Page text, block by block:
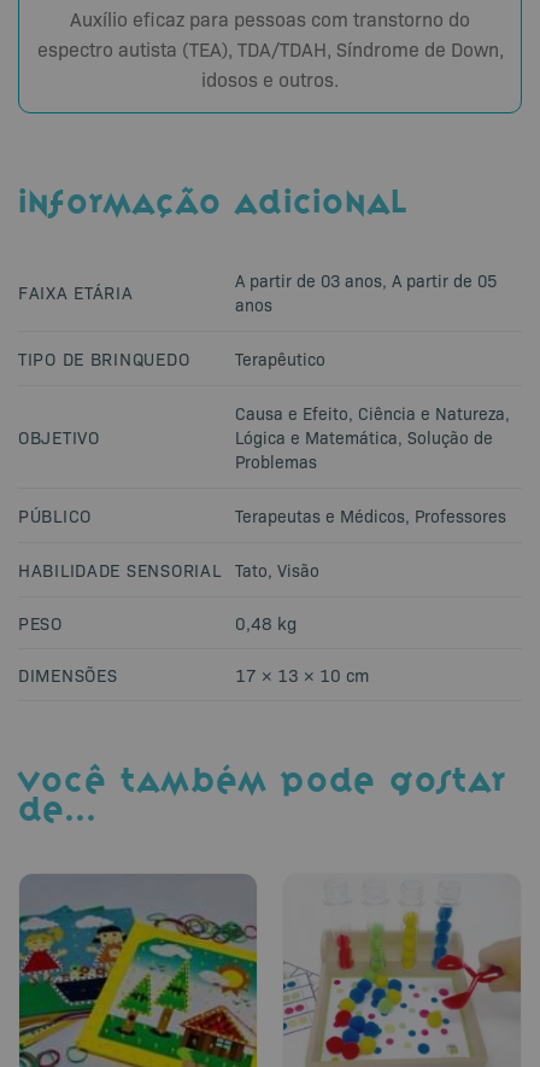
Auxílio eficaz para pessoas com transtorno do
espectro autista (TEA), TDA/TDAH, Síndrome de Down,
idosos e outros.
INFORMAÇÃO ADICIONAL
FAIXA ETÁRIA A partir de 03 anos, A partir de 05
anos
TIPO DE BRINQUEDO Terapêutico
OBJETIVO
Causa e Efeito, Ciência e Natureza,
Lógica e Matemática, Solução de
Problemas
PÚBLICO Terapeutas e Médicos, Professores
HABILIDADE SENSORIAL Tato, Visão
PESO 0,48 kg
DIMENSÕES 17 × 13 × 10 cm
VOCÊ TAMBÉM PODE GOSTAR
DE…